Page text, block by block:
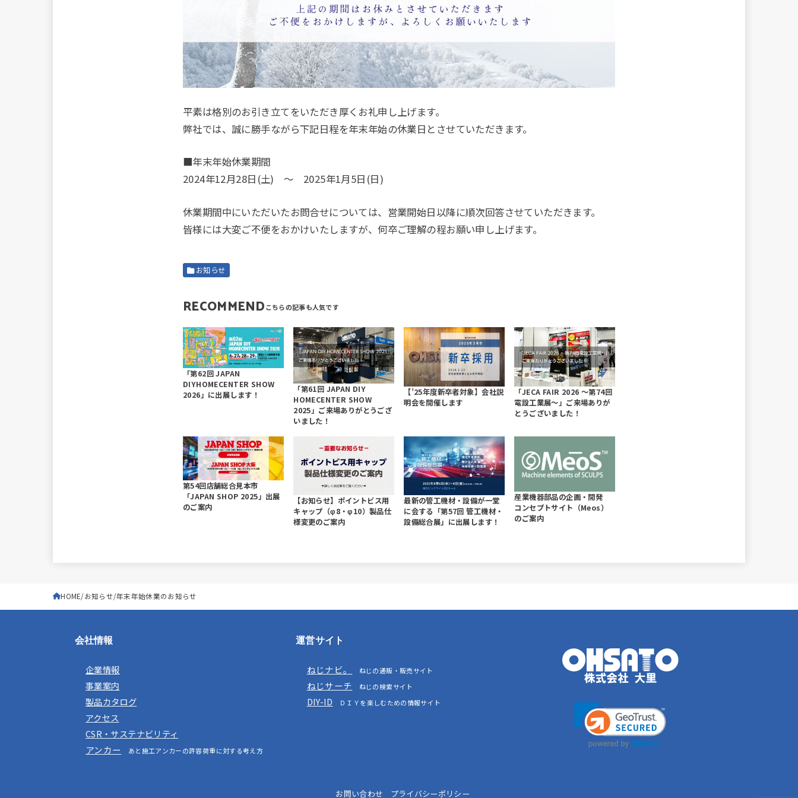
平素は格別のお引き立てをいただき厚くお礼申し上げます。
弊社では、誠に勝手ながら下記日程を年末年始の休業日とさせていただきます。
■年末年始休業期間
2024年12月28日(土) ～ 2025年1月5日(日)
休業期間中にいただいたお問合せについては、営業開始日以降に順次回答させていただきます。
皆様には大変ご不便をおかけいたしますが、何卒ご理解の程お願い申し上げます。
お知らせ
RECOMMEND
「第62回 JAPAN
DIYHOMECENTER SHOW
2026」に出展します！
「第61回 JAPAN DIY
HOMECENTER SHOW
2025」ご来場ありがとうござ
いました！
【’25年度新卒者対象】会社説
明会を開催します
「JECA FAIR 2026 ～第74回
電設工業展～」ご来場ありが
とうございました！
第54回店舗総合見本市
「JAPAN SHOP 2025」出展
のご案内
【お知らせ】ポイントビス用
キャップ（φ8・φ10）製品仕
様変更のご案内
最新の管工機材・設備が一堂
に会する「第57回 管工機材・
設備総合展」に出展します！
産業機器部品の企画・開発
コンセプトサイト（Meos）
のご案内
HOME お知らせ 年末年始休業のお知らせ
会社情報
企業情報
事業案内
製品カタログ
アクセス
CSR・サステナビリティ
アンカー
あと施工アンカーの許容荷重に対する考え方
運営サイト
ねじナビ。 ねじの通販・販売サイト
ねじサーチ ねじの検索サイト
DIY-ID ＤＩＹを楽しむための情報サイト
お問い合わせ プライバシーポリシー